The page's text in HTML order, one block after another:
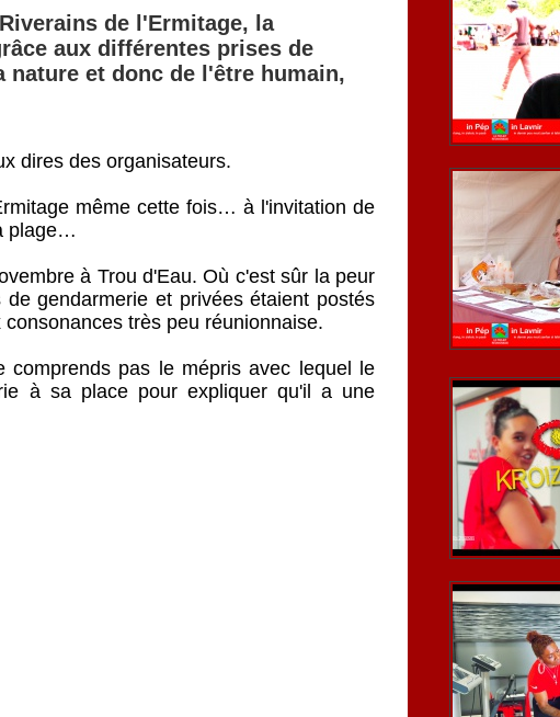
de l'Ermitage, la
aux différentes prises de
nature et donc de l'être humain,
dires des organisateurs.
même cette fois… à l'invitation de
plage…
à Trou d'Eau. Où c'est sûr la peur
gendarmerie et privées étaient postés
très peu réunionnaise.
pas le mépris avec lequel le
à sa place pour expliquer qu'il a une